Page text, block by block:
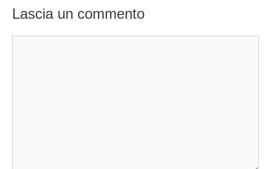
Lascia un commento